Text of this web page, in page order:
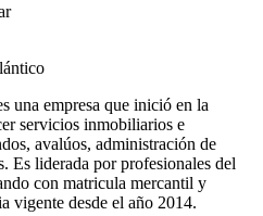
una empresa que inició en la
servicios inmobiliarios e
avalúos, administración de
Es liderada por profesionales del
con matricula mercantil y
vigente desde el año 2014.